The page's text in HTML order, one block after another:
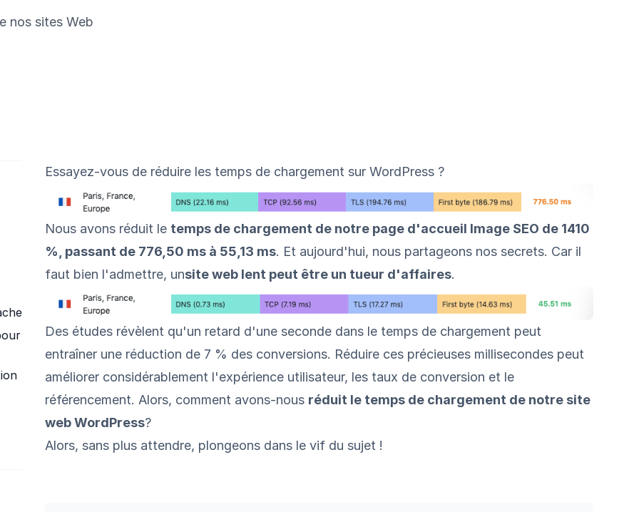
nos sites Web
Essayez-vous de réduire les temps de chargement sur WordPress ?
Nous avons réduit le temps de chargement de notre page d'accueil Image SEO de 1410
%, passant de 776,50 ms à 55,13 ms. Et aujourd'hui, nous partageons nos secrets. Car il
faut bien l'admettre, unsite web lent peut être un tueur d'affaires.
Des études révèlent qu'un retard d'une seconde dans le temps de chargement peut
entraîner une réduction de 7 % des conversions. Réduire ces précieuses millisecondes peut
améliorer considérablement l'expérience utilisateur, les taux de conversion et le
référencement. Alors, comment avons-nous réduit le temps de chargement de notre site
web WordPress?
Alors, sans plus attendre, plongeons dans le vif du sujet !